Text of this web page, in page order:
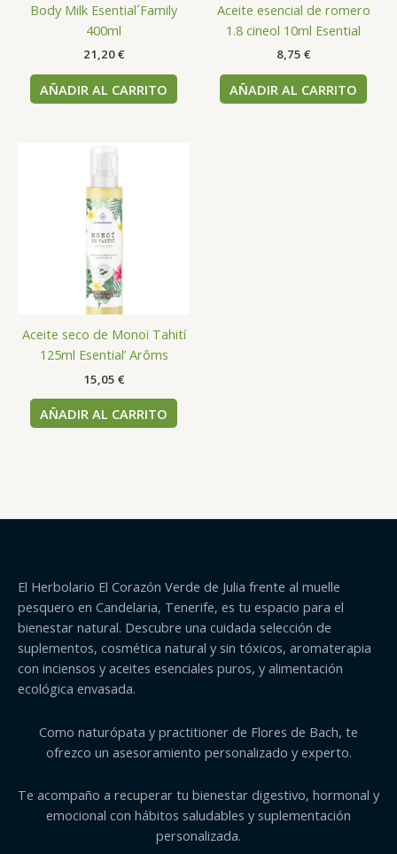
Body Milk Esential´Family
400ml
21,20€
AÑADIR AL CARRITO
Aceite esencial de romero
1.8 cineol 10ml Esential
8,75 €
AÑADIR AL CARRITO
Aceite seco de Monoï Tahití
125ml Esential’ Arôms
15,05 €
AÑADIR AL CARRITO
El Herbolario El Corazón Verde de Julia frente al muelle
pesquero en Candelaria, Tenerife, es tu espacio para el
bienestar natural. Descubre una cuidada selección de
suplementos, cosmética natural y sin tóxicos, aromaterapia
con inciensos y aceites esenciales puros, y alimentación
ecológica envasada.
Como naturópata y practitioner de Flores de Bach, te
ofrezco un asesoramiento personalizado y experto.
Te acompaño a recuperar tu bienestar digestivo, hormonal y
emocional con hábitos saludables y suplementación
personalizada.